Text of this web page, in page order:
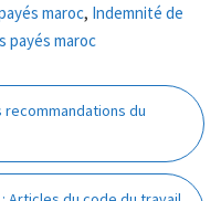
maroc, Indemnité de
payés maroc
recommandations du